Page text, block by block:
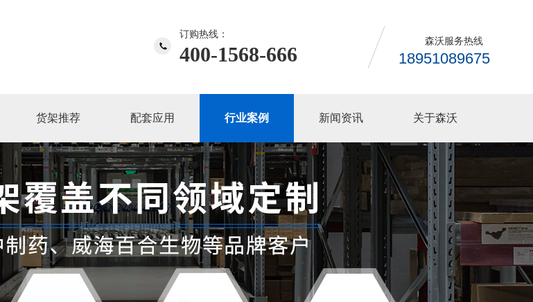
订购热线：
400-1568-666
森沃服务热线
18951089675
货架推荐 配套应用 行业案例 新闻资讯 关于森沃